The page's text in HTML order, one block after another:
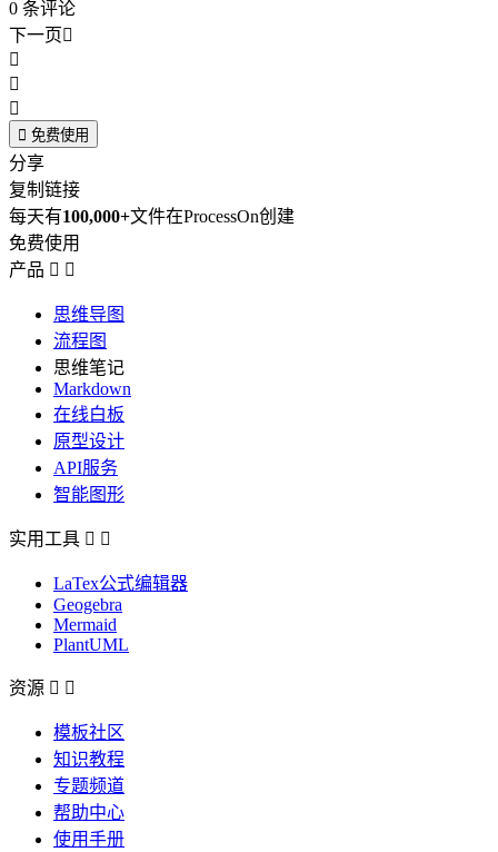
0 条评论
下一页



 免费使用
分享
复制链接
每天有100,000+文件在ProcessOn创建
免费使用
产品  
思维导图
流程图
思维笔记
Markdown
在线白板
原型设计
API服务
智能图形
实用工具  
LaTex公式编辑器
Geogebra
Mermaid
PlantUML
资源  
模板社区
知识教程
专题频道
帮助中心
使用手册